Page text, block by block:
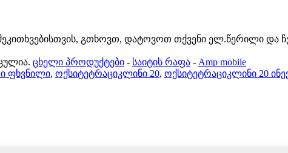
გთხოვთ, დატოვოთ თქვენი ელ.წერილი და
ცხელი პროდუქტები - საიტის რაფა - Amp mobile
ფხვნილი, ოქსიტეტრაციკლინი 20, ოქსიტეტრაციკლინი 20